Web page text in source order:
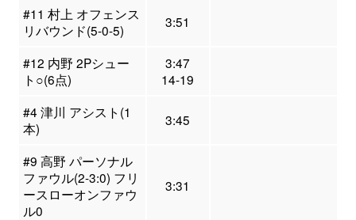
#11 村上 オフェンス
リバウンド(5-0-5)
3:51
#12 内野 2Pシュー
ト○(6点)
3:47
14-19
#4 津川 アシスト(1
本)
3:45
#9 高野 パーソナル
ファウル(2-3:0) フリ
ースローオンファウ
ル0
3:31